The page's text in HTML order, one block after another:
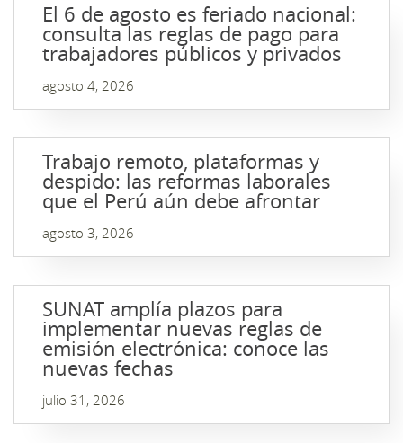
El 6 de agosto es feriado nacional:
consulta las reglas de pago para
trabajadores públicos y privados
agosto 4, 2026
Trabajo remoto, plataformas y
despido: las reformas laborales
que el Perú aún debe afrontar
agosto 3, 2026
SUNAT amplía plazos para
implementar nuevas reglas de
emisión electrónica: conoce las
nuevas fechas
julio 31, 2026